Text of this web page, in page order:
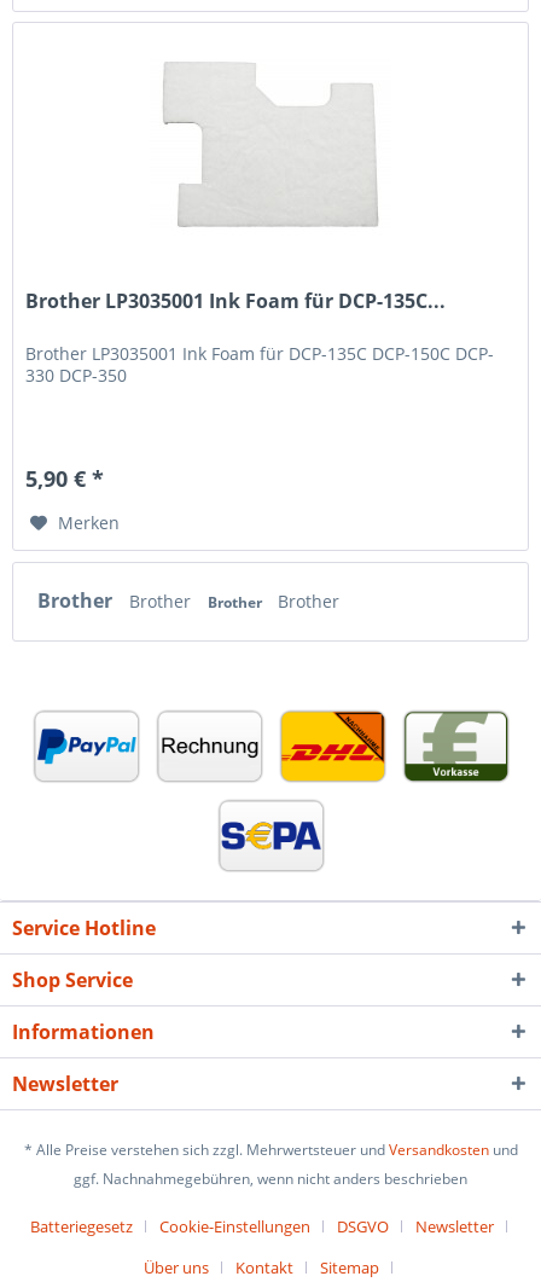
Brother LP3035001 Ink Foam für DCP-135C...
Brother LP3035001 Ink Foam für DCP-135C DCP-150C DCP-
330 DCP-350
5,90 € *
Merken
Brother Brother Brother Brother
Service Hotline
Shop Service
Informationen
Newsletter
* Alle Preise verstehen sich zzgl. Mehrwertsteuer undVersandkostenund
ggf. Nachnahmegebühren, wenn nicht anders beschrieben
Batteriegesetz Cookie-Einstellungen DSGVO
Newsletter
Über uns
Kontakt Sitemap